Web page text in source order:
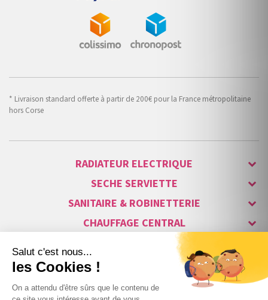
* Livraison standard offerte à partir de 200€ pour la France métropolitaine
hors Corse
RADIATEUR ELECTRIQUE
SECHE SERVIETTE
SANITAIRE & ROBINETTERIE
CHAUFFAGE CENTRAL
ALARME & SÉCURITÉ
MAISON CONNECTÉE
VISIOPHONE & INTERPHONE